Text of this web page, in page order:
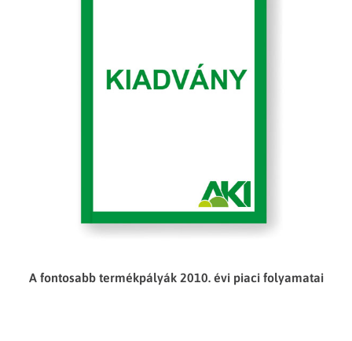
A fontosabb termékpályák 2010. évi piaci folyamatai